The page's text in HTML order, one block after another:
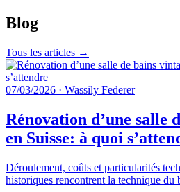
Blog
Tous les articles →
07/03/2026 · Wassily Federer
Rénovation d’une salle
en Suisse: à quoi
Déroulement, coûts et particularités
historiques rencontrent la technique du